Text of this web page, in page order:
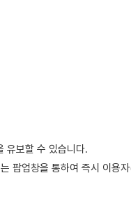
유보할 수 있습니다.
팝업창을 통하여 즉시 이용